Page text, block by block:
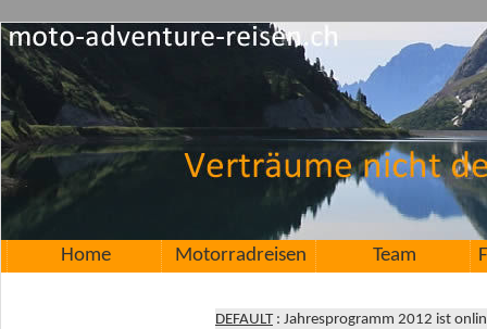
Home Motorradreisen Team
DEFAULT: Jahresprogramm 2012 ist